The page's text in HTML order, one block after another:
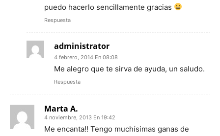
puedo hacerlo sencillamente gracias
Respuesta
administrator
4 febrero, 2014 En 08:08
Me alegro que te sirva de ayuda, un saludo.
Respuesta
Marta A.
4 noviembre, 2013 En 19:42
Me encanta!! Tengo muchísimas ganas de